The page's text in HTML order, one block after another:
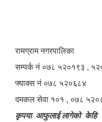
रामग्राम नगरपालिका
सम्पर्क नं ०७८ ५२०१९३ ,
फ्याक्स नं ०७८ ५२०६८४
दमकल सेवा १०१ , ०७८
कृपया आफुलाई लागेको केहि